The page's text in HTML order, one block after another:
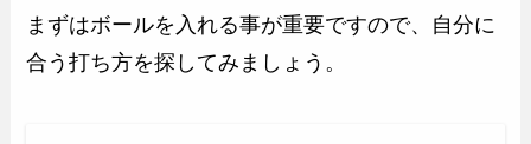
まずはボールを入れる事が重要ですので、自分に
合う打ち方を探してみましょう。